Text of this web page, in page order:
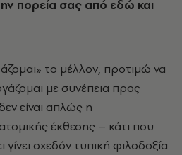
το μέλλον, προτιμώ να
με συνέπεια προς
είναι απλώς η
έκθεσης – κάτι που
σχεδόν τυπική φιλοδοξία